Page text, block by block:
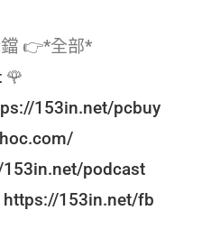
👉*全部*
🌹
153in.net/pcbuy
podcast
https://153in.net/fb